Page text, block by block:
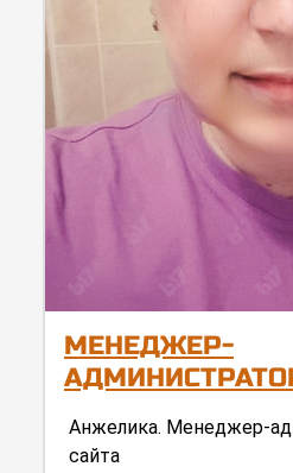
МЕНЕДЖЕР-
Анжелика. Менеджер-
сайта